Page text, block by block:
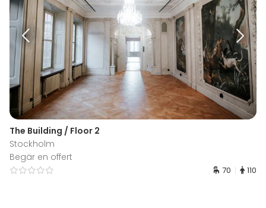
The Building / Floor 2
Stockholm
Begär en offert
70 110